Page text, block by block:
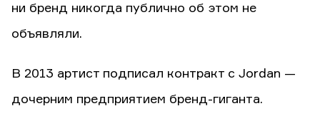
ни бренд никогда публично об этом не
объявляли.
В 2013 артист подписал контракт с Jordan —
дочерним предприятием бренд-гиганта.